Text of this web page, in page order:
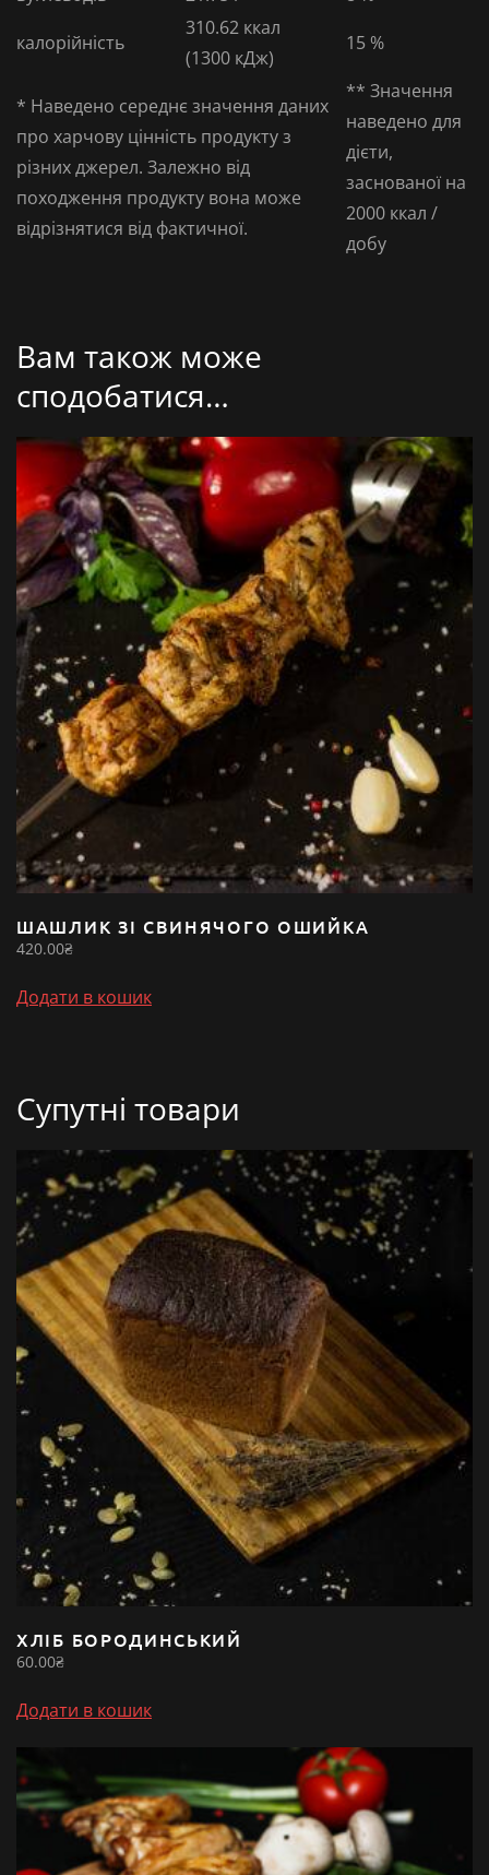
калорійність
310.62 ккал
(1300 кДж)
15 %
* Наведено середнє значення даних
про харчову цінність продукту з
різних джерел. Залежно від
походження продукту вона може
відрізнятися від фактичної.
** Значення
наведено для
дієти,
заснованої на
2000 ккал /
добу
Вам також може
сподобатися…
ШАШЛИК ЗІ СВИНЯЧОГО ОШИЙКА
420.00₴
Додати в кошик
Супутні товари
ХЛІБ БОРОДИНСЬКИЙ
60.00₴
Додати в кошик